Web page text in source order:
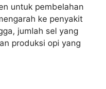
untuk pembelahan
ke penyakit
jumlah sel yang
produksi opi yang